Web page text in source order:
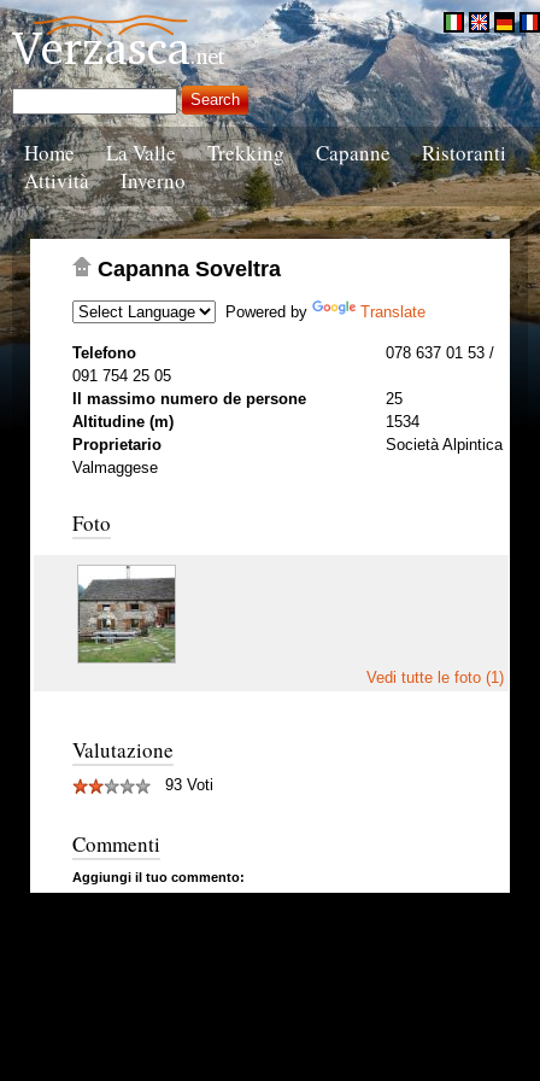
Home La Valle Trekking Capanne
Ristoranti
Attività
Inverno
Capanna Soveltra
Powered by Translate
Telefono
078 637 01 53 /
091 754 25 05
Il massimo numero de persone
25
Altitudine (m)
1534
Proprietario
Società Alpintica
Valmaggese
Foto
Vedi tutte le foto (1)
Valutazione
93 Voti
Commenti
Aggiungi il tuo commento: